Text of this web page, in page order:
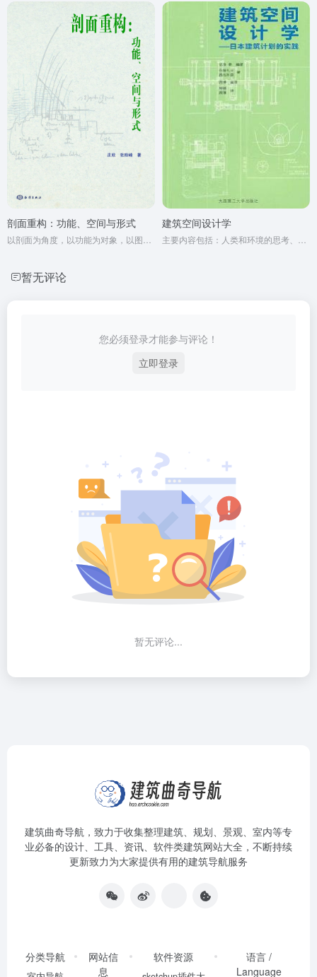
剖面重构：功能、空间与形式 建筑空间设计学
暂无评论
您必须登录才能参与评论！
立即登录
暂无评论...
建筑曲奇导航 ，致力于收集整理建筑、规划、景观、室内等专
业必备的设计、工具、资讯、软件类建筑网站大全，不断持续
更新致力为大家提供有用的建筑导航服务
分类导航
网站信
息
软件资源
语言 /
Language